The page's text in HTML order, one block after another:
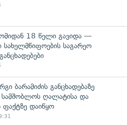
18 წელი გავიდა —
საგარეო
ბარამიძის განცხადებაზე
სამშობლოს ღალატისა და
ფაქტზე დაიწყო